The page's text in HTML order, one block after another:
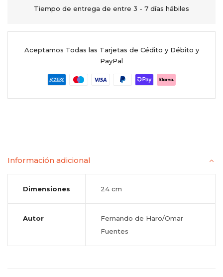
Tiempo de entrega de entre 3 - 7 días hábiles
Aceptamos Todas las Tarjetas de Cédito y Débito y
PayPal
Información adicional
Dimensiones 24 cm
Autor
Fernando de Haro/Omar
Fuentes